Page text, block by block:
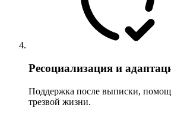
Ресоциализация и
Поддержка после выписки,
трезвой жизни.